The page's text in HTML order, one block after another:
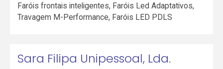
Faróis frontais inteligentes, Faróis Led Adaptativos,
Travagem M-Performance, Faróis LED PDLS
Sara Filipa Unipessoal, Lda.